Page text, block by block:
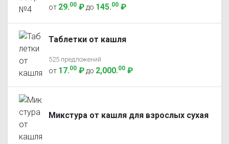
от 29.00 ₽ до 145.00 ₽
Таблетки от кашля
525 предложений
от 17.00 ₽ до 2,000.00 ₽
Микстура от кашля для взрослых сухая